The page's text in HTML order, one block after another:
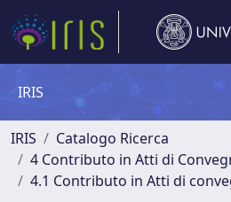
IRIS
IRIS
Catalogo Ricerca
4 Contributo in Atti di
4.1 Contributo in Atti di